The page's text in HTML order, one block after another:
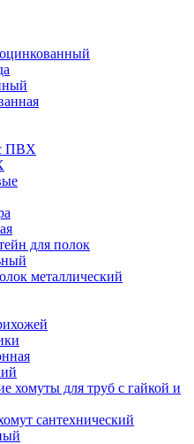
ПВХ
для полок
металлический
хомуты для труб с гайкой и
сантехнический